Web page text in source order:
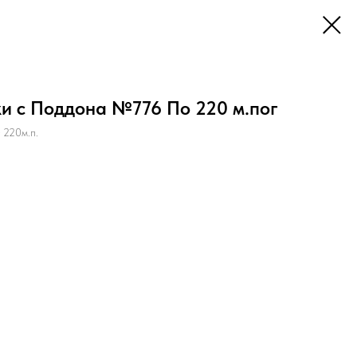
с Поддона №776 По 220 м.пог